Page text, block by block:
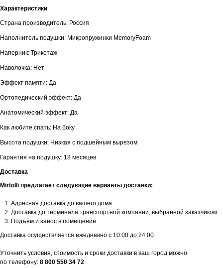
Характеристики
Страна производитель: Россия
Наполнитель подушки: Микропружинки MemoryFoam
Наперник: Трикотаж
Наволочка: Нет
Эффект памяти: Да
Ортопедический эффект: Да
Анатомический эффект: Да
Как любите спать: На боку
Высота подушки: Низкая с подшейным вырезом
Гарантия на подушку: 18 месяцев
Доставка
Mirtolli предлагает следующие варианты доставки:
Адресная доставка до вашего дома
Доставка до терминала транспортной компании, выбранной заказчиком
Подъём и занос в помещение
Доставка осуществляется ежедневно с 10:00 до 24:00.
Уточнить условия, стоимость и сроки доставки в ваш город можно
по телефону: 8 800 550 34 72